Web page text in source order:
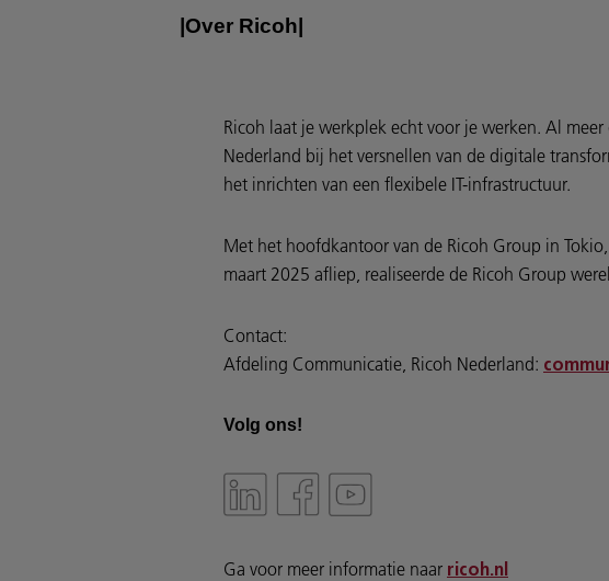
|Over Ricoh|
Ricoh laat je werkplek echt voor je werken. Al
Nederland bij het versnellen van de digitale
het inrichten van een flexibele IT-infrastructuur.
Met het hoofdkantoor van de Ricoh Group in
maart 2025 afliep, realiseerde de Ricoh Group
Contact:
Afdeling Communicatie, Ricoh Nederland:
Volg ons!
Ga voor meer informatie naar ricoh.nl